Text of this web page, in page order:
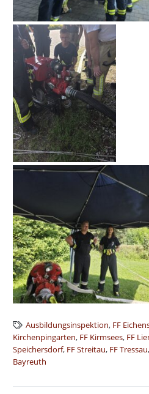
Ausbildungsinspektion, FF
Kirchenpingarten, FF Kirmsees, FF
Speichersdorf, FF Streitau, FF Tressau,
Bayreuth